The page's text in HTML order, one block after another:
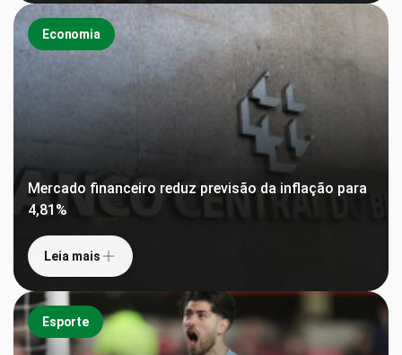
Economia
Mercado financeiro reduz previsão da inflação para
4,81%
Leia mais
Esporte